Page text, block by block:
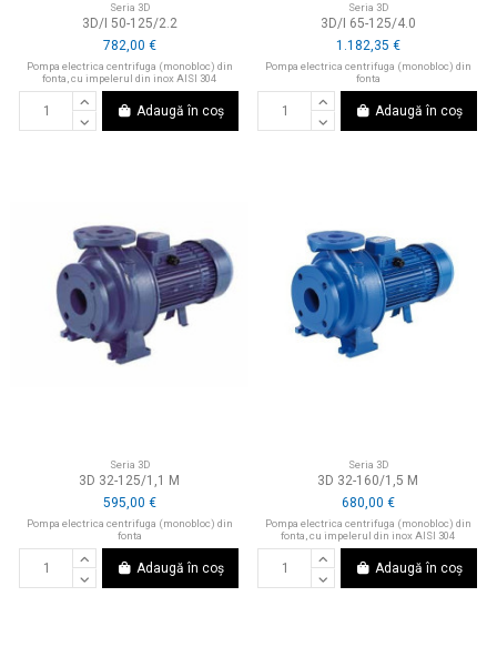
Seria 3D
3D/I 50-125/2.2
782,00 €
Pompa electrica centrifuga (monobloc) din
fonta, cu impelerul din inox AISI 304
Adaugă în coș
Seria 3D
3D/I 65-125/4.0
1.182,35 €
Pompa electrica centrifuga (monobloc) din
fonta
Adaugă în coș
Seria 3D
3D 32-125/1,1 M
595,00 €
Pompa electrica centrifuga (monobloc) din
fonta
Adaugă în coș
Seria 3D
3D 32-160/1,5 M
680,00 €
Pompa electrica centrifuga (monobloc) din
fonta, cu impelerul din inox AISI 304
Adaugă în coș